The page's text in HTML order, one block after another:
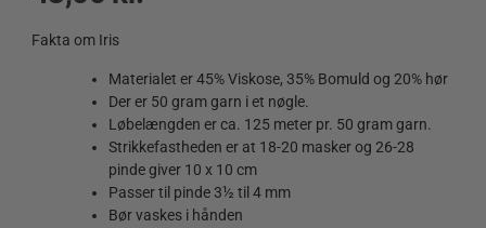
Fakta om Iris
Materialet er 45% Viskose, 35% Bomuld og 20% hør
Der er 50 gram garn i et nøgle.
Løbelængden er ca. 125 meter pr. 50 gram garn.
Strikkefastheden er at 18-20 masker og 26-28
pinde giver 10 x 10 cm
Passer til pinde 3½ til 4 mm
Bør vaskes i hånden